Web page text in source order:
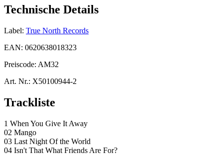
Technische Details
Label: True North Records
EAN: 0620638018323
Preiscode: AM32
Art. Nr.: X50100944-2
Trackliste
1 When You Give It Away
02 Mango
03 Last Night Of the World
04 Isn't That What Friends Are For?